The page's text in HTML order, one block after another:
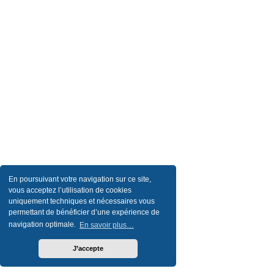
En poursuivant votre navigation sur ce site,
vous acceptez l’utilisation de cookies
uniquement techniques et nécessaires vous
permettant de bénéficier d’une expérience de
navigation optimale. En savoir plus…
J’accepte